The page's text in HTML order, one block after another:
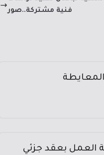
فنية مشتركة..صور
العمل بعقد جزئي